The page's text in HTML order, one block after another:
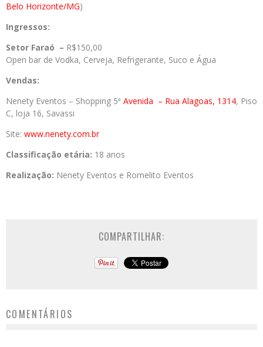
Belo Horizonte/MG)
Ingressos:
Setor Faraó – R$150,00
Open bar de Vodka, Cerveja, Refrigerante, Suco e Água
Vendas:
Nenety Eventos – Shopping 5ª Avenida – Rua Alagoas, 1314, Piso
C, loja 16, Savassi
Site: www.nenety.com.br
Classificação etária: 18 anos
Realização: Nenety Eventos e Romelito Eventos
COMPARTILHAR:
COMENTÁRIOS